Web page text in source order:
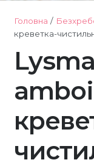
Головна /
креветка-